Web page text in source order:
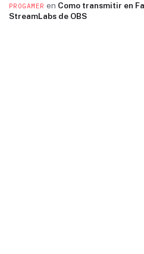
PROGAMER en Como transmitir en
StreamLabs de OBS